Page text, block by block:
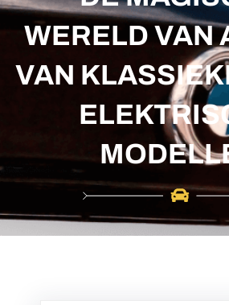
c
h
WERELD VAN
VAN